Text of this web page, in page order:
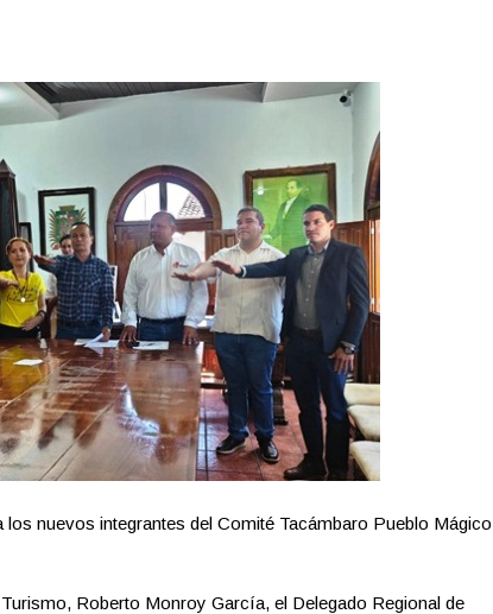
nuevos integrantes del Comité Tacámbaro Pueblo Mágico
Roberto Monroy García, el Delegado Regional de